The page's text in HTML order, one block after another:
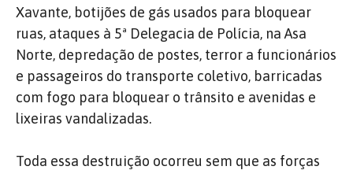
Xavante, botijões de gás usados para bloquear
ruas, ataques à 5ª Delegacia de Polícia, na Asa
Norte, depredação de postes, terror a funcionários
e passageiros do transporte coletivo, barricadas
com fogo para bloquear o trânsito e avenidas e
lixeiras vandalizadas.
Toda essa destruição ocorreu sem que as forças